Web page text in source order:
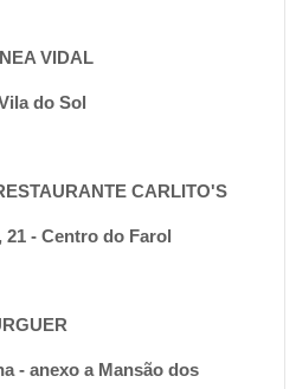
VIDAL
do Sol
CARLITO'S
- Centro do Farol
- anexo a Mansão dos